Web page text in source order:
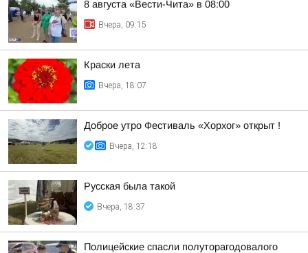
8 августа «Вести-Чита» в 08:00
Вчера, 09:15
Краски лета
Вчера, 18:07
Доброе утро Фестиваль «Хорхог» открыт !
Вчера, 12:18
Русская была такой
Вчера, 18:37
Полицейские спасли полуторагодовалого